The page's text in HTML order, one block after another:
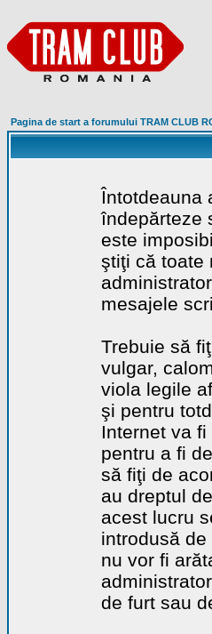
Pagina de start a forumului TRAM CLUB
Întotdeauna
îndepărteze
este
ştiţi că toate
mesajele
Trebuie să
vulgar,
viola legile
şi pentru
Internet va
pentru a fi
să fiţi de
au dreptul
acest lucru
introdusă
nu vor fi
de furt sau